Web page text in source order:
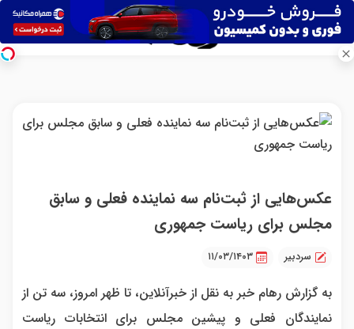
عکس‌هایی از ثبت‌نام سه نماینده فعلی و سابق
مجلس برای ریاست جمهوری
سردبیر ۱۱/۰۳/۱۴۰۳
به گزارش رهام خبر به نقل از خبرآنلاین، تا ظهر امروز، سه تن از
نمایندگان فعلی و پیشین مجلس برای انتخابات ریاست